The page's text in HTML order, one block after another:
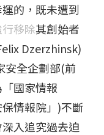
的，既未遭到
移除其創始者
Dzerzhinsk)
安全企劃部(前
國家情報
情報院」)不斷
入追究過去迫